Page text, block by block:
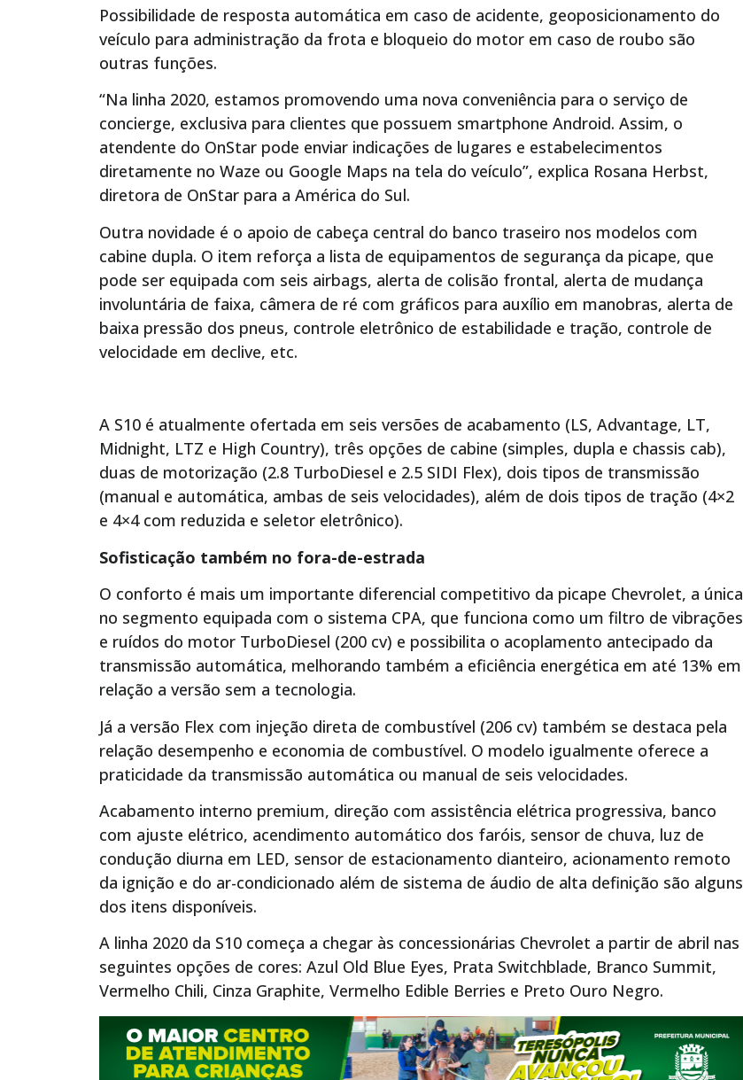
Possibilidade de resposta automática em caso de acidente, geoposicionamento do
veículo para administração da frota e bloqueio do motor em caso de roubo são
outras funções.
“Na linha 2020, estamos promovendo uma nova conveniência para o serviço de
concierge, exclusiva para clientes que possuem smartphone Android. Assim, o
atendente do OnStar pode enviar indicações de lugares e estabelecimentos
diretamente no Waze ou Google Maps na tela do veículo”, explica Rosana Herbst,
diretora de OnStar para a América do Sul.
Outra novidade é o apoio de cabeça central do banco traseiro nos modelos com
cabine dupla. O item reforça a lista de equipamentos de segurança da picape, que
pode ser equipada com seis airbags, alerta de colisão frontal, alerta de mudança
involuntária de faixa, câmera de ré com gráficos para auxílio em manobras, alerta de
baixa pressão dos pneus, controle eletrônico de estabilidade e tração, controle de
velocidade em declive, etc.
A S10 é atualmente ofertada em seis versões de acabamento (LS, Advantage, LT,
Midnight, LTZ e High Country), três opções de cabine (simples, dupla e chassis cab),
duas de motorização (2.8 TurboDiesel e 2.5 SIDI Flex), dois tipos de transmissão
(manual e automática, ambas de seis velocidades), além de dois tipos de tração (4×2
e 4×4 com reduzida e seletor eletrônico).
Sofisticação também no fora-de-estrada
O conforto é mais um importante diferencial competitivo da picape Chevrolet, a única
no segmento equipada com o sistema CPA, que funciona como um filtro de vibrações
e ruídos do motor TurboDiesel (200 cv) e possibilita o acoplamento antecipado da
transmissão automática, melhorando também a eficiência energética em até 13% em
relação a versão sem a tecnologia.
Já a versão Flex com injeção direta de combustível (206 cv) também se destaca pela
relação desempenho e economia de combustível. O modelo igualmente oferece a
praticidade da transmissão automática ou manual de seis velocidades.
Acabamento interno premium, direção com assistência elétrica progressiva, banco
com ajuste elétrico, acendimento automático dos faróis, sensor de chuva, luz de
condução diurna em LED, sensor de estacionamento dianteiro, acionamento remoto
da ignição e do ar-condicionado além de sistema de áudio de alta definição são alguns
dos itens disponíveis.
A linha 2020 da S10 começa a chegar às concessionárias Chevrolet a partir de abril nas
seguintes opções de cores: Azul Old Blue Eyes, Prata Switchblade, Branco Summit,
Vermelho Chili, Cinza Graphite, Vermelho Edible Berries e Preto Ouro Negro.